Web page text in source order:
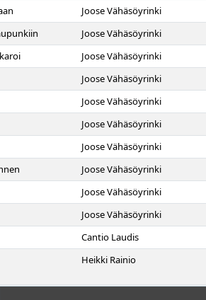
Joose Vähäsöyrinki
Joose Vähäsöyrinki
Joose Vähäsöyrinki
Joose Vähäsöyrinki
Joose Vähäsöyrinki
Joose Vähäsöyrinki
Joose Vähäsöyrinki
Joose Vähäsöyrinki
Joose Vähäsöyrinki
Joose Vähäsöyrinki
Cantio Laudis
Heikki Rainio